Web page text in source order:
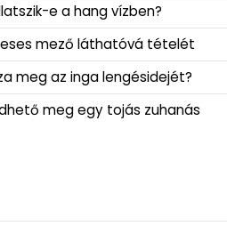
e a hang vízben?
mező láthatóvá tételét
meg az inga lengésidejét?
meg egy tojás zuhanás